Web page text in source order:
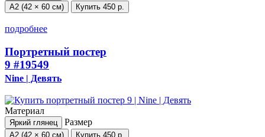
А2 (42 × 60 см) Купить 450 р.
подробнее
Портретный постер
9 #19549
Nine | Девять
Материал
Яркий глянец Размер
А2 (42 × 60 см) Купить 450 р.